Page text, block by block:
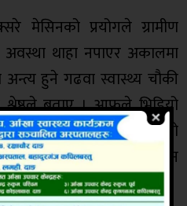
मेसिनको प्रयोगले ग्रामीण
थाहा नपाएर अकालमा
हुने गढवा स्वास्थ्य चौकी
श्रेष्ठले बताए । आफूले भिडियो
समयकै गर्भवती महीलाको
गरेर आमा र बच्चाको ज्यान
छ ।